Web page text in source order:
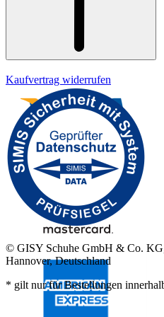
Kaufvertrag widerrufen
© GISY Schuhe GmbH & Co.
Hannover, Deutschland
* gilt nur für Bestellungen